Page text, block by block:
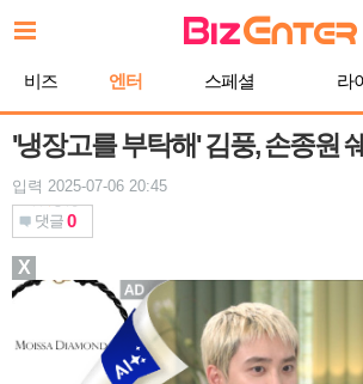
문
비즈 엔터 스페셜 라
'냉장고를 부탁해' 김풍, 손종원
입력 2025-07-06 20:45
댓글 0
X